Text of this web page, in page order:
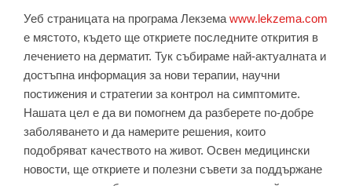
Уеб страницата на програма Лекзема www.lekzema.com
е мястото, където ще откриете последните открития в
лечението на дерматит. Тук събираме най-актуалната и
достъпна информация за нови терапии, научни
постижения и стратегии за контрол на симптомите.
Нашата цел е да ви помогнем да разберете по-добре
заболяването и да намерите решения, които
подобряват качеството на живот. Освен медицински
новости, ще откриете и полезни съвети за поддържане